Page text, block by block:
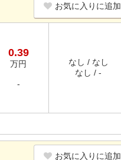
お気に入りに追加
0.39
万円
-
なし / なし
なし / -
お気に入りに追加